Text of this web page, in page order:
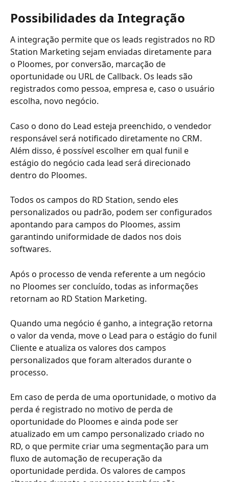
Possibilidades da Integração
A integração permite que os leads registrados no RD
Station Marketing sejam enviadas diretamente para
o Ploomes, por conversão, marcação de
oportunidade ou URL de Callback. Os leads são
registrados como pessoa, empresa e, caso o usuário
escolha, novo negócio.
Caso o dono do Lead esteja preenchido, o vendedor
responsável será notificado diretamente no CRM.
Além disso, é possível escolher em qual funil e
estágio do negócio cada lead será direcionado
dentro do Ploomes.
Todos os campos do RD Station, sendo eles
personalizados ou padrão, podem ser configurados
apontando para campos do Ploomes, assim
garantindo uniformidade de dados nos dois
softwares.
Após o processo de venda referente a um negócio
no Ploomes ser concluído, todas as informações
retornam ao RD Station Marketing.
Quando uma negócio é ganho, a integração retorna
o valor da venda, move o Lead para o estágio do funil
Cliente e atualiza os valores dos campos
personalizados que foram alterados durante o
processo.
Em caso de perda de uma oportunidade, o motivo da
perda é registrado no motivo de perda de
oportunidade do Ploomes e ainda pode ser
atualizado em um campo personalizado criado no
RD, o que permite criar uma segmentação para um
fluxo de automação de recuperação da
oportunidade perdida. Os valores de campos